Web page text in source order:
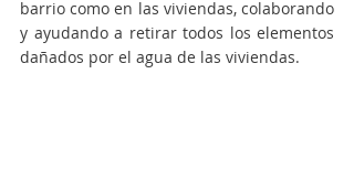
barrio como en las viviendas, colaborando
y ayudando a retirar todos los elementos
dañados por el agua de las viviendas.